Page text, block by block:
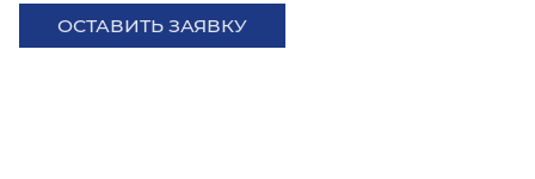
ОСТАВИТЬ ЗАЯВКУ